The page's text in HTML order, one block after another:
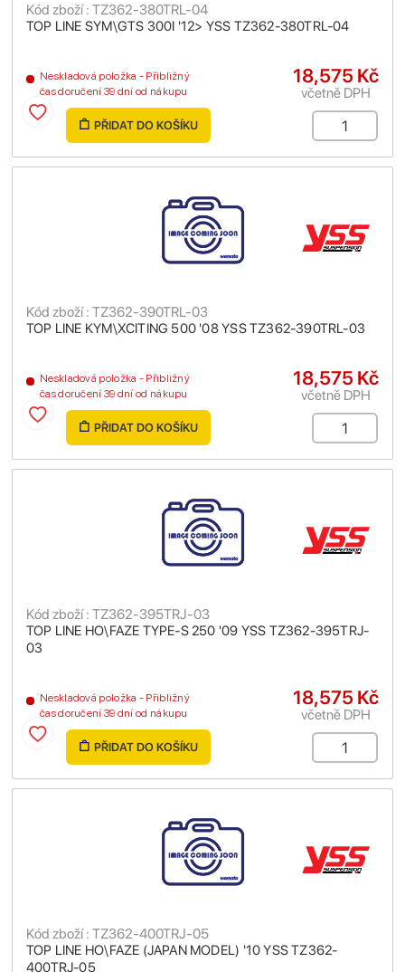
TOP LINE SYM\GTS 300I '12> YSS TZ362-380TRL-04
Kód zboží : TZ362-380TRL-04
Neskladová položka - Přibližný
čas doručení 39 dní od nákupu
18,575 Kč
včetně DPH
PŘIDAT DO KOŠÍKU
TOP LINE KYM\XCITING 500 '08 YSS TZ362-390TRL-03
Kód zboží : TZ362-390TRL-03
Neskladová položka - Přibližný
čas doručení 39 dní od nákupu
18,575 Kč
včetně DPH
PŘIDAT DO KOŠÍKU
TOP LINE HO\FAZE TYPE-S 250 '09 YSS TZ362-395TRJ-
03
Kód zboží : TZ362-395TRJ-03
Neskladová položka - Přibližný
čas doručení 39 dní od nákupu
18,575 Kč
včetně DPH
PŘIDAT DO KOŠÍKU
TOP LINE HO\FAZE (JAPAN MODEL) '10 YSS TZ362-
400TRJ-05
Kód zboží : TZ362-400TRJ-05